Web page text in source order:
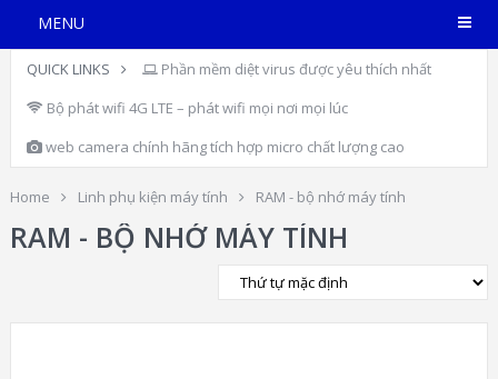
MENU
QUICK LINKS
Phần mềm diệt virus được yêu thích nhất
Bộ phát wifi 4G LTE – phát wifi mọi nơi mọi lúc
web camera chính hãng tích hợp micro chất lượng cao
Home Linh phụ kiện máy tính RAM - bộ nhớ máy tính
RAM - BỘ NHỚ MÁY TÍNH